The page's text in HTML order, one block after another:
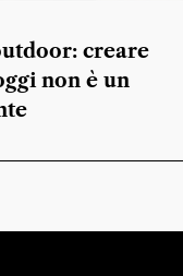
creare
non è un